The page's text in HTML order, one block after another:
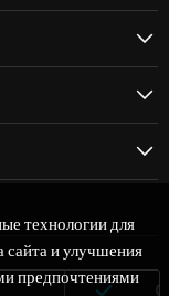
технологии для
сайта и улучшения
предпочтениями